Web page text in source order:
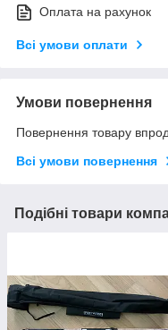
Оплата на рахунок
Всі умови оплати
Умови повернення
Повернення товару
Всі умови повернення
Подібні товари